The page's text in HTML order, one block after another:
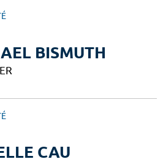
BISMUTH
CAU